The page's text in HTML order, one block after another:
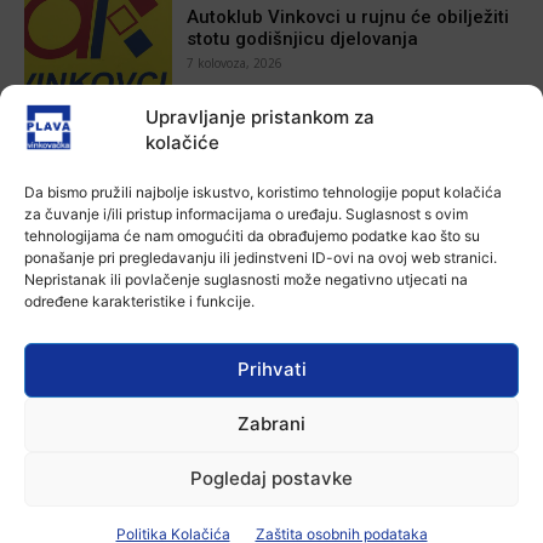
Upravljanje pristankom za
kolačiće
Da bismo pružili najbolje iskustvo, koristimo tehnologije poput kolačića
za čuvanje i/ili pristup informacijama o uređaju. Suglasnost s ovim
tehnologijama će nam omogućiti da obrađujemo podatke kao što su
ponašanje pri pregledavanju ili jedinstveni ID-ovi na ovoj web stranici.
Nepristanak ili povlačenje suglasnosti može negativno utjecati na
određene karakteristike i funkcije.
Prihvati
Zabrani
Pogledaj postavke
Politika Kolačića Zaštita osobnih podataka
Autoklub Vinkovci u rujnu će obilježiti
stotu godišnjicu djelovanja
7 kolovoza, 2026
Aktualno
Za dva tjedna započinje još jedna
7 kolovoza, 2026
Aktualno
U Županji održana Ljetna škola magije
7 kolovoza, 2026
Aktualno
Zbog niskog vodostaja otežana
6 kolovoza, 2026